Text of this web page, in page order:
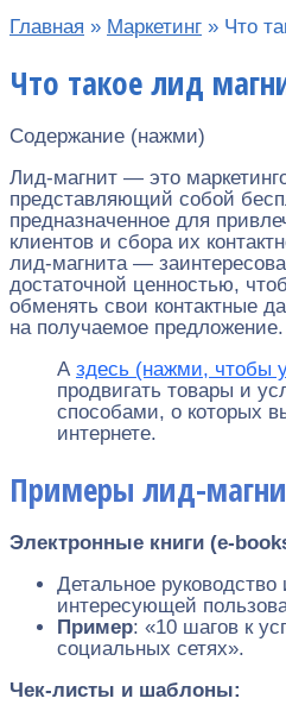
Главная » Маркетинг » Что
Что такое лид
Содержание (нажми)
Лид-магнит — это
представляющий собой
предназначенное для
клиентов и сбора их
лид-магнита —
достаточной ценностью,
обменять свои контактные
на получаемое предложение.
А здесь (нажми, чтобы
продвигать товары и
способами, о которых
интернете.
Примеры лид-
Электронные книги (e-
Детальное
интересующей
Пример: «10 шагов к
социальных сетях».
Чек-листы и шаблоны: